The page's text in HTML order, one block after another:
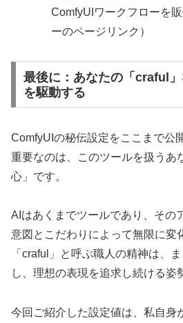
ComfyUIワークフローを
ーのページリンク）
最後に：あなたの「craful
を駆動する
ComfyUIの秘伝設定をここまで公
重要なのは、このツールを扱うあ
心」です。
AIはあくまでツールであり、その
意図とこだわりによって無限に変
「craful」と呼ぶ職人の精神は、
し、理想の表現を追求し続ける姿
今回ご紹介した設定値は、私自身